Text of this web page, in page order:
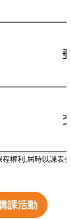
權利,屆時以課表
課活動